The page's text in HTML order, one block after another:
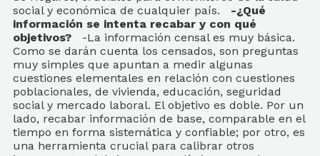
social y económica de cualquier país. -¿Qué
información se intenta recabar y con qué
objetivos? -La información censal es muy básica.
Como se darán cuenta los censados, son preguntas
muy simples que apuntan a medir algunas
cuestiones elementales en relación con cuestiones
poblacionales, de vivienda, educación, seguridad
social y mercado laboral. El objetivo es doble. Por un
lado, recabar información de base, comparable en el
tiempo en forma sistemática y confiable; por otro, es
una herramienta crucial para calibrar otros